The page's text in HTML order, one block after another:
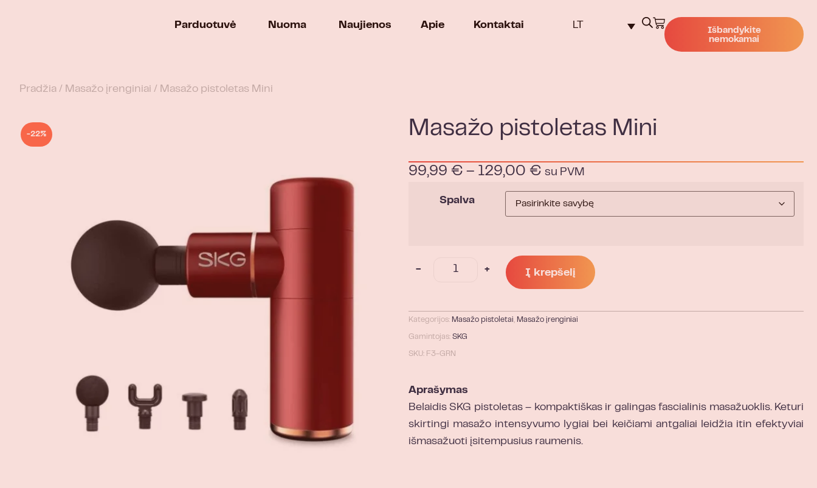
Parduotuvė Nuoma Naujienos Apie Kontaktai LT
Išbandykite
nemokamai
Pradžia / Masažo įrenginiai / Masažo pistoletas Mini
-22% Masažo pistoletas Mini
99,99 € – 129,00 € su PVM
Spalva
- + Į krepšelį
Kategorijos: Masažo pistoletai, Masažo įrenginiai
Gamintojas: SKG
SKU: F3-GRN
Aprašymas
Belaidis SKG pistoletas – kompaktiškas ir galingas fascialinis masažuoklis. Keturi
skirtingi masažo intensyvumo lygiai bei keičiami antgaliai leidžia itin efektyviai
išmasažuoti įsitempusius raumenis.